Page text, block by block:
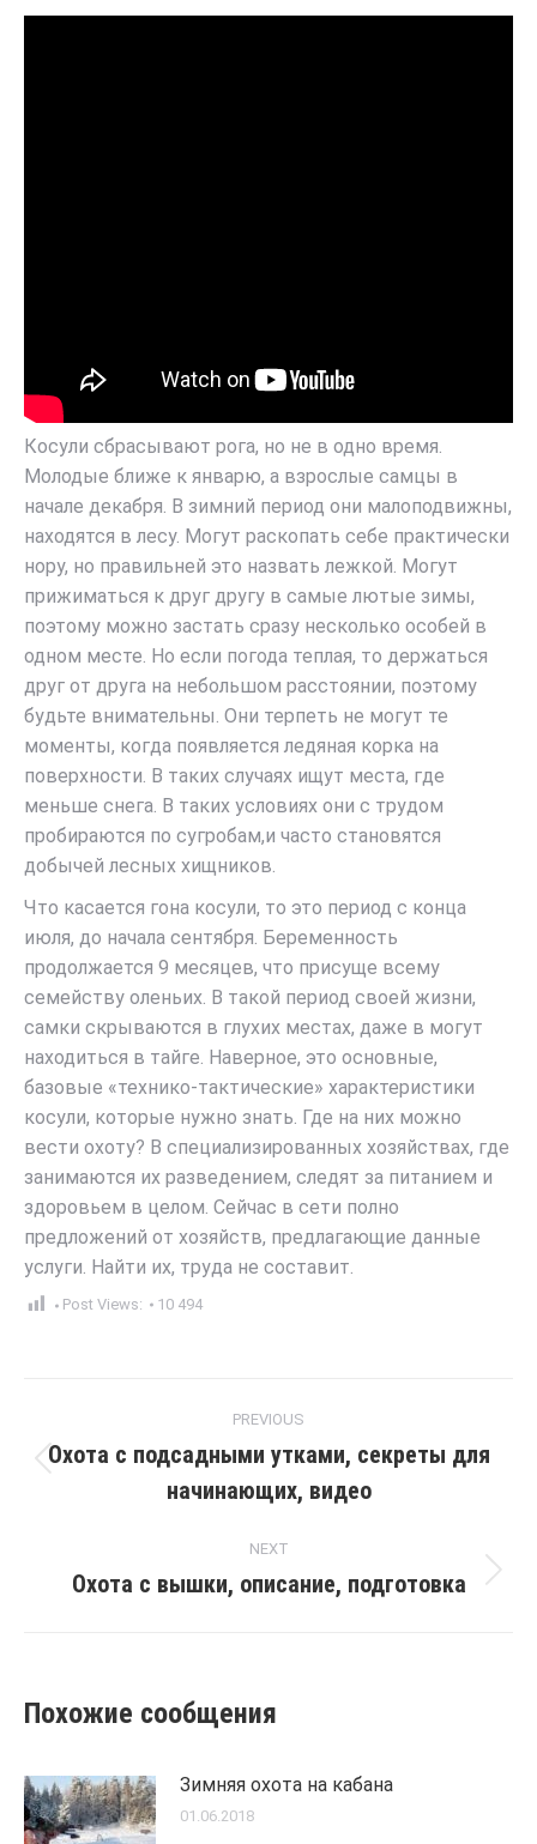
Косули сбрасывают рога, но не в одно время.
Молодые ближе к январю, а взрослые самцы в
начале декабря. В зимний период они малоподвижны,
находятся в лесу. Могут раскопать себе практически
нору, но правильней это назвать лежкой. Могут
прижиматься к друг другу в самые лютые зимы,
поэтому можно застать сразу несколько особей в
одном месте. Но если погода теплая, то держаться
друг от друга на небольшом расстоянии, поэтому
будьте внимательны. Они терпеть не могут те
моменты, когда появляется ледяная корка на
поверхности. В таких случаях ищут места, где
меньше снега. В таких условиях они с трудом
пробираются по сугробам,и часто становятся
добычей лесных хищников.
Что касается гона косули, то это период с конца
июля, до начала сентября. Беременность
продолжается 9 месяцев, что присуще всему
семейству оленьих. В такой период своей жизни,
самки скрываются в глухих местах, даже в могут
находиться в тайге. Наверное, это основные,
базовые «технико-тактические» характеристики
косули, которые нужно знать. Где на них можно
вести охоту? В специализированных хозяйствах, где
занимаются их разведением, следят за питанием и
здоровьем в целом. Сейчас в сети полно
предложений от хозяйств, предлагающие данные
услуги. Найти их, труда не составит.
Post Views: 10 494
navigation
PREVIOUS
Previous
post:
Охота с подсадными утками, секреты для
начинающих, видео
NEXT
Next
Охота с вышки, описание, подготовка
Похожие сообщения
Зимняя охота на кабана
01.06.2018